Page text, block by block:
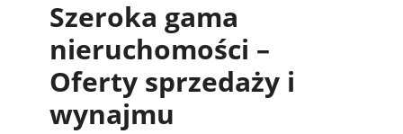
Szeroka gama
nieruchomości –
Oferty sprzedaży i
wynajmu